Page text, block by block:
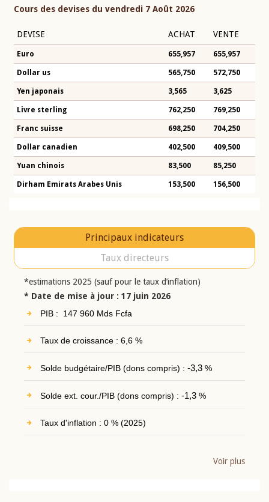
Cours des devises du vendredi 7 Août 2026
DEVISE ACHAT VENTE
Euro 655,957 655,957
Dollar us 565,750 572,750
Yen japonais 3,565 3,625
Livre sterling 762,250 769,250
Franc suisse 698,250 704,250
Dollar canadien 402,500 409,500
Yuan chinois 83,500 85,250
Dirham Emirats Arabes Unis 153,500 156,500
Principaux indicateurs
Taux directeurs
*estimations 2025 (sauf pour le taux d’inflation)
* Date de mise à jour : 17 juin 2026
PIB : 147 960 Mds Fcfa
Taux de croissance : 6,6 %
Solde budgétaire/PIB (dons compris) : -3,3%
Solde ext. cour./PIB (dons compris) : -1,3%
Taux d'inflation : 0 % (2025)
Voir plus